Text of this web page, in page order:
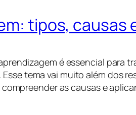
tipos, causas
é essencial
tema vai muito além dos
as causas e